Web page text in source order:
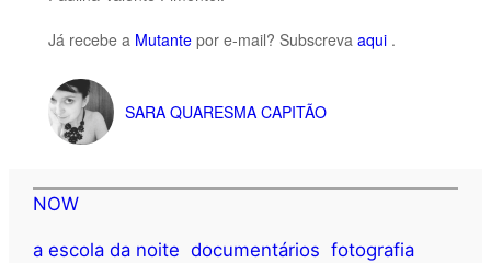
Já recebe a Mutantepor e-mail? Subscreva aqui .
SARA QUARESMA CAPITÃO
NOW
a escola da noite documentários fotografia